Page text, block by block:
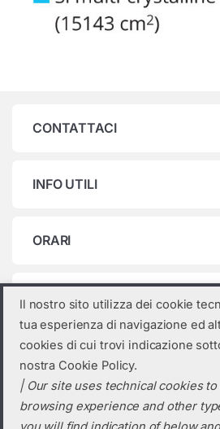
CONTATTACI
INFO UTILI
ORARI
Categorie prodotto
Seleziona una categoria
Il nostro sito utilizza dei cookie
tua esperienza di navigazione ed
cookies di cui trovi indicazione
nostra Cookie Policy.
| Our site uses technical cookies
browsing experience and other